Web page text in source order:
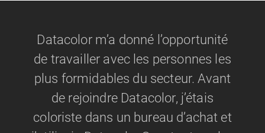
Datacolor m’a donné l’opportunité
de travailler avec les personnes les
plus formidables du secteur. Avant
de rejoindre Datacolor, j’étais
coloriste dans un bureau d’achat et